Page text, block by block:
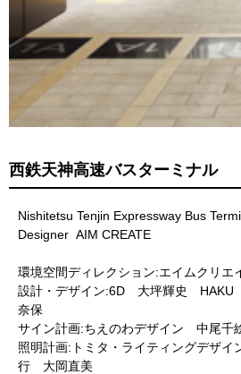
西鉄天神高速バスターミナル
Nishitetsu Tenjin Expressway Bus
Designer AIM CREATE
環境空間ディレクション:エイムクリ
設計・デザイン:6D 大坪輝史
奈保
サイン計画:ちえのわデザイン 中尾千
照明計画:トミタ・ライティングデザ
行 大岡直美